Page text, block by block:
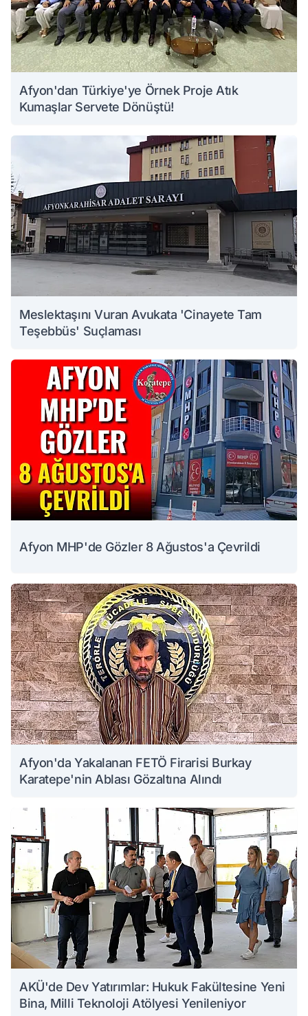
Afyon'dan Türkiye'ye Örnek Proje Atık
Kumaşlar Servete Dönüştü!
Meslektaşını Vuran Avukata 'Cinayete Tam
Teşebbüs' Suçlaması
Afyon MHP'de Gözler 8 Ağustos'a Çevrildi
Afyon'da Yakalanan FETÖ Firarisi Burkay
Karatepe'nin Ablası Gözaltına Alındı
AKÜ'de Dev Yatırımlar: Hukuk Fakültesine Yeni
Bina, Milli Teknoloji Atölyesi Yenileniyor